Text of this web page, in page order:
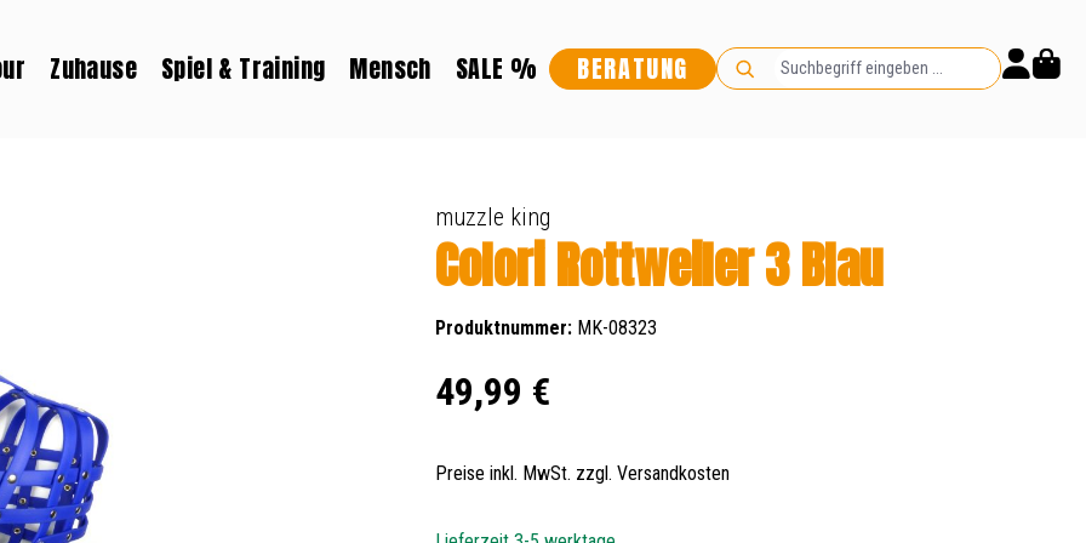
Zuhause Spiel & Training Mensch SALE % BERATUNG
muzzle king
Colori Rottweiler 3 Blau
Produktnummer: MK-08323
Regulärer Preis:
49,99 €
Preise inkl. MwSt. zzgl. Versandkosten